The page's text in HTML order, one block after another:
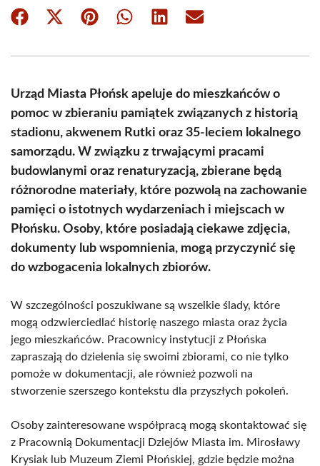
Share
Share
(Twitter)
Share Share Share Share
Urząd Miasta Płońsk apeluje do mieszkańców o
pomoc w zbieraniu pamiątek związanych z historią
stadionu, akwenem Rutki oraz 35-leciem lokalnego
samorządu. W związku z trwającymi pracami
budowlanymi oraz renaturyzacją, zbierane będą
różnorodne materiały, które pozwolą na zachowanie
pamięci o istotnych wydarzeniach i miejscach w
Płońsku. Osoby, które posiadają ciekawe zdjęcia,
dokumenty lub wspomnienia, mogą przyczynić się
do wzbogacenia lokalnych zbiorów.
W szczególności poszukiwane są wszelkie ślady, które
mogą odzwierciedlać historię naszego miasta oraz życia
jego mieszkańców. Pracownicy instytucji z Płońska
zapraszają do dzielenia się swoimi zbiorami, co nie tylko
pomoże w dokumentacji, ale również pozwoli na
stworzenie szerszego kontekstu dla przyszłych pokoleń.
Osoby zainteresowane współpracą mogą skontaktować się
z Pracownią Dokumentacji Dziejów Miasta im. Mirosławy
Krysiak lub Muzeum Ziemi Płońskiej, gdzie będzie można